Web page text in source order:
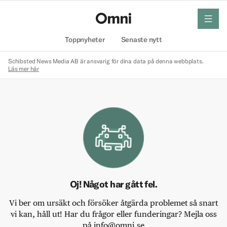
Toppnyheter Senaste nytt
meny
Schibsted News Media AB är ansvarig för dina data på denna webbplats.
Läs mer här
Oj! Något har gått fel.
Vi ber om ursäkt och försöker åtgärda problemet så snart
vi kan, håll ut! Har du frågor eller funderingar? Mejla oss